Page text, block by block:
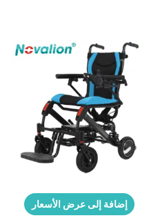
إضافة إلى عرض الأسعار